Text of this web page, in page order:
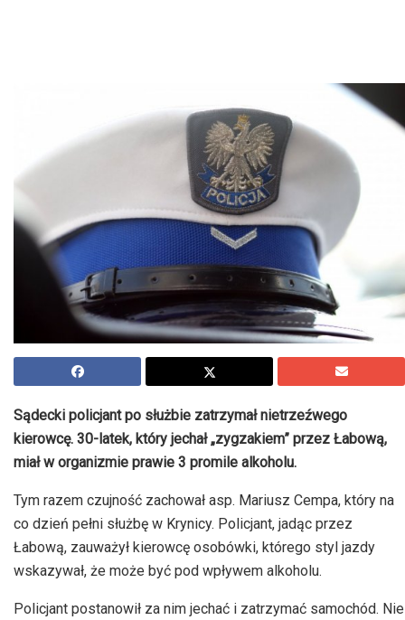
Sądecki policjant po służbie zatrzymał nietrzeźwego
kierowcę. 30-latek, który jechał „zygzakiem” przez Łabową,
miał w organizmie prawie 3 promile alkoholu.
Tym razem czujność zachował asp. Mariusz Cempa, który na
co dzień pełni służbę w Krynicy. Policjant, jadąc przez
Łabową, zauważył kierowcę osobówki, którego styl jazdy
wskazywał, że może być pod wpływem alkoholu.
Policjant postanowił za nim jechać i zatrzymać samochód. Nie